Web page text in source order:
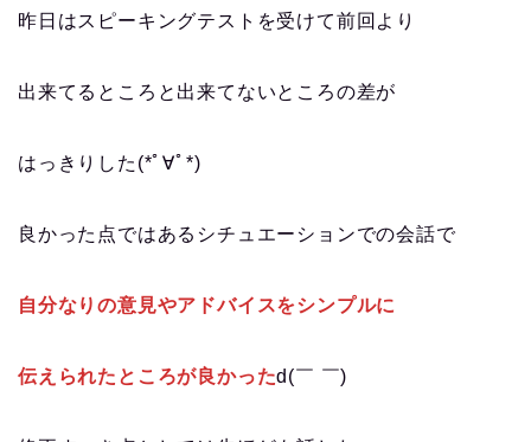
昨日はスピーキングテストを受けて前回より
出来てるところと出来てないところの差が
はっきりした(*ﾟ∀ﾟ*)
良かった点ではあるシチュエーションでの会話で
自分なりの意見やアドバイスをシンプルに
伝えられたところが良かったd(￣ ￣)